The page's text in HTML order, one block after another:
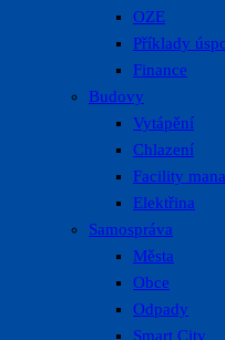
OZE
Příklady
Finance
Budovy
Vytápění
Chlazení
Facility
Elektřina
Samospráva
Města
Obce
Odpady
Smart City